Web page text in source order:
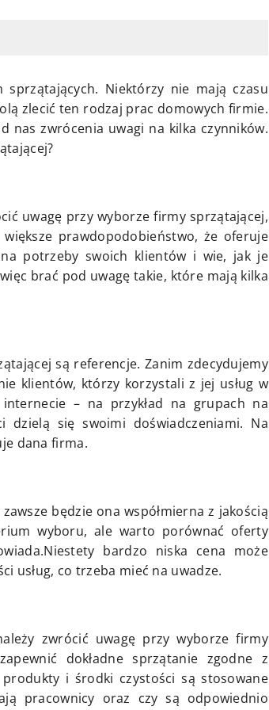
Niektórzy nie mają czasu
zlecić ten rodzaj prac domowych firmie.
nas zwrócenia uwagi na kilka czynników.
uwagę przy wyborze firmy sprzątającej,
prawdopodobieństwo, że oferuje
potrzeby swoich klientów i wie, jak je
brać pod uwagę takie, które mają kilka
są referencje. Zanim zdecydujemy
klientów, którzy korzystali z jej usług w
– na przykład na grupach na
dzielą się swoimi doświadczeniami. Na
dana firma.
będzie ona współmierna z jakością
wyboru, ale warto porównać oferty
bardzo niska cena może
usług, co trzeba mieć na uwadze.
zwrócić uwagę przy wyborze firmy
dokładne sprzątanie zgodne z
i środki czystości są stosowane
pracownicy oraz czy są odpowiednio